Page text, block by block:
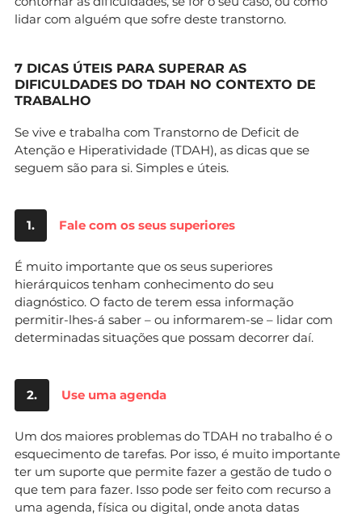
lidar com alguém que sofre deste transtorno.
7 DICAS ÚTEIS PARA SUPERAR AS
DIFICULDADES DO TDAH NO CONTEXTO DE
TRABALHO
Se vive e trabalha com Transtorno de Deficit de
Atenção e Hiperatividade (TDAH), as dicas que se
seguem são para si. Simples e úteis.
1. Fale com os seus superiores
É muito importante que os seus superiores
hierárquicos tenham conhecimento do seu
diagnóstico. O facto de terem essa informação
permitir-lhes-á saber – ou informarem-se – lidar com
determinadas situações que possam decorrer daí.
2. Use uma agenda
Um dos maiores problemas do TDAH no trabalho é o
esquecimento de tarefas. Por isso, é muito importante
ter um suporte que permite fazer a gestão de tudo o
que tem para fazer. Isso pode ser feito com recurso a
uma agenda, física ou digital, onde anota datas